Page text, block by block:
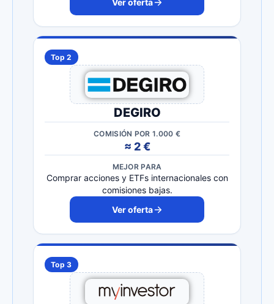
Ver oferta
Top 2
DEGIRO
COMISIÓN POR 1.000 €
≈ 2 €
MEJOR PARA
Comprar acciones y ETFs internacionales con
comisiones bajas.
Ver oferta
Top 3